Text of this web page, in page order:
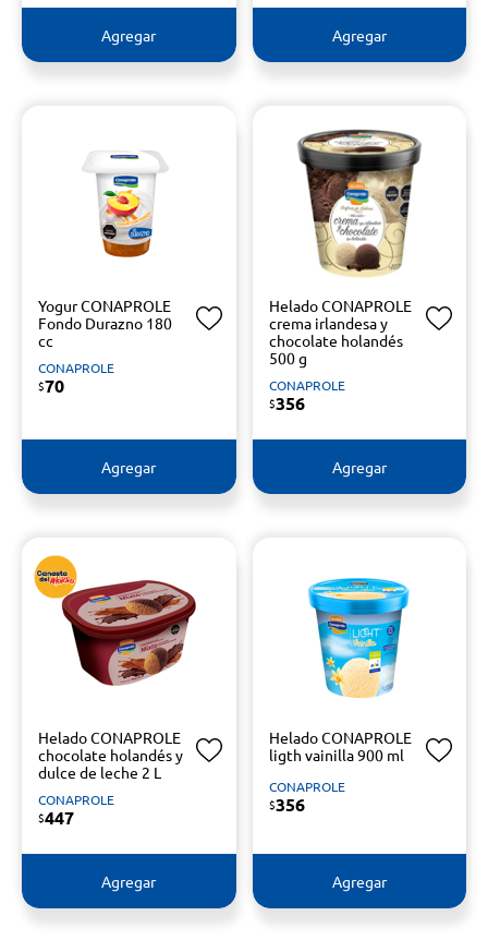
Agregar Agregar
Yogur CONAPROLE
Fondo Durazno 180
cc
CONAPROLE
$70
Agregar
Helado CONAPROLE
crema irlandesa y
chocolate holandés
500 g
CONAPROLE
$356
Agregar
Helado CONAPROLE
chocolate holandés y
dulce de leche 2 L
CONAPROLE
$447
Agregar
Helado CONAPROLE
ligth vainilla 900 ml
CONAPROLE
$356
Agregar